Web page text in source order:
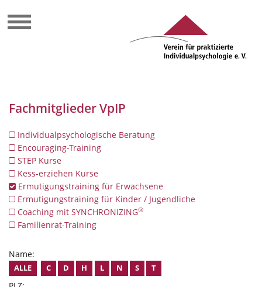
Fachmitglieder VpIP
Individualpsychologische Beratung
Encouraging-Training
STEP Kurse
Kess-erziehen Kurse
Ermutigungstraining für Erwachsene
Ermutigungstraining für Kinder / Jugendliche
Coaching mit SYNCHRONIZING®
Familienrat-Training
Name:
ALLE C D H L N S T